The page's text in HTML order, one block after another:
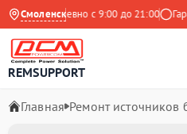
Смоленск
Ежедневно с 9:00 до 21:00
REMSUPPORT
Главная Ремонт источников